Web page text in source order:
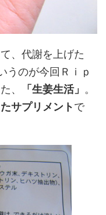
、代謝を上げた
うのが今回Ｒｉｐ
、
「生姜生活」 。
サプリメントで